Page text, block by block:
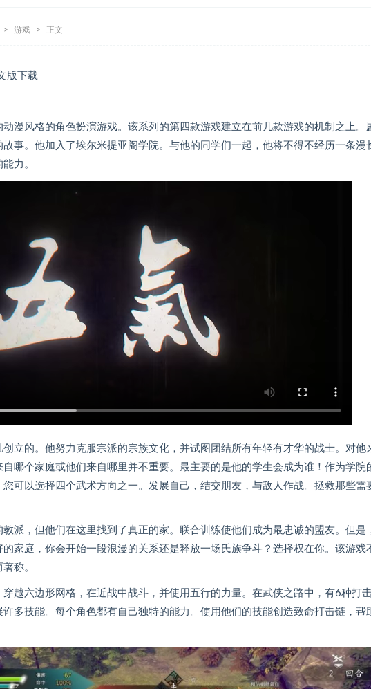
游戏 正文
版下载
漫风格的角色扮演游戏。该系列的第四款游戏建立在前几款游戏的机制之上。
事。他加入了埃尔米提亚阁学院。与他的同学们一起，他将不得不经历一条漫
力。
立的。他努力克服宗派的宗族文化，并试图团结所有年轻有才华的战士。对他
哪个家庭或他们来自哪里并不重要。最主要的是他的学生会成为谁！作为学院
可以选择四个武术方向之一。发展自己，结交朋友，与敌人作战。拯救那些需
派，但他们在这里找到了真正的家。联合训练使他们成为最忠诚的盟友。但是
家庭，你会开始一段浪漫的关系还是释放一场氏族争斗？选择权在你。该游戏
称。
越六边形网格，在近战中战斗，并使用五行的力量。在武侠之路中，有6种打
多技能。每个角色都有自己独特的能力。使用他们的技能创造致命打击链，帮